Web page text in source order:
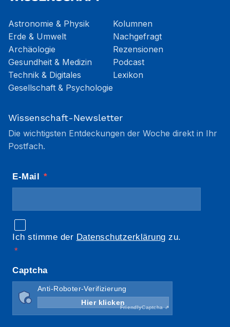
Astronomie & Physik
Erde & Umwelt
Archäologie
Gesundheit & Medizin
Technik & Digitales
Gesellschaft & Psychologie
Kolumnen
Nachgefragt
Rezensionen
Podcast
Lexikon
Wissenschaft-Newsletter
Die wichtigsten Entdeckungen der Woche direkt in Ihr
Postfach.